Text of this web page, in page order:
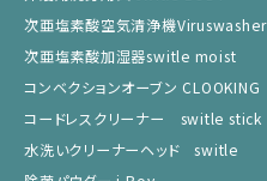
次亜塩素酸空気清浄機
次亜塩素酸加湿器switle moist
コンベクションオーブン CLOOKING
コードレスクリーナー switle stick
水洗いクリーナーヘッド switle